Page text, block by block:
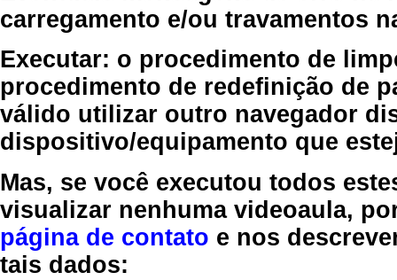
carregamento e/ou travamentos
Executar: o procedimento de
procedimento de redefinição de
válido utilizar outro navegador
dispositivo/equipamento que
Mas, se você executou todos
visualizar nenhuma videoaula,
página de contato e nos
tais dados: